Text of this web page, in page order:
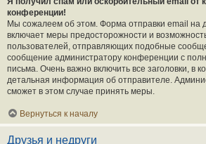
конференции!
Мы сожалеем об этом. Форма отправки email на
включает меры предосторожности и
пользователей, отправляющих подобные
сообщение администратору конференции с
письма. Очень важно включить все заголовки, в
детальная информация об отправителе.
сможет в этом случае принять меры.
Вернуться к началу
Друзья и недруги